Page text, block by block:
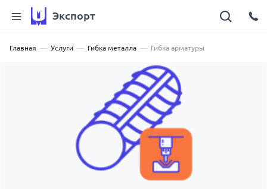
Экспорт
Главная Услуги Гибка металла Гибка арматуры